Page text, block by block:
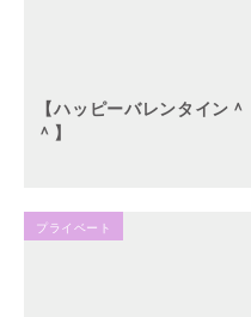
【ハッピーバレンタイン＾
＾】
プライベート